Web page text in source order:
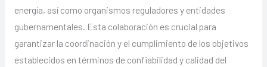
energía, así como organismos reguladores y entidades
gubernamentales. Esta colaboración es crucial para
garantizar la coordinación y el cumplimiento de los objetivos
establecidos en términos de confiabilidad y calidad del